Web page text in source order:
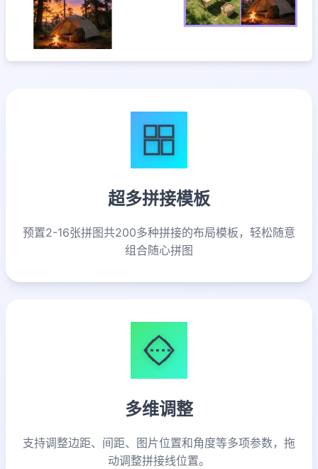
超多拼接模板
预置2-16张拼图共200多种拼接的布局模板，轻松随意
组合随心拼图
多维调整
支持调整边距、间距、图片位置和角度等多项参数，拖
动调整拼接线位置。